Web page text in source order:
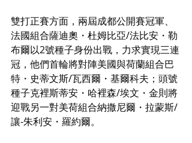
雙打正賽方面，兩屆成都公開賽冠軍、
法國組合薩迪奧・杜姆比亞/法比安・勒
布爾以2號種子身份出戰，力求實現三連
冠，他們首輪將對陣美國與荷蘭組合巴
特・史蒂文斯/瓦西爾・基爾科夫；頭號
種子克裡斯蒂安・哈裡森/埃文・金則將
迎戰另一對美荷組合納撒尼爾・拉蒙斯/
讓-朱利安・羅約爾。